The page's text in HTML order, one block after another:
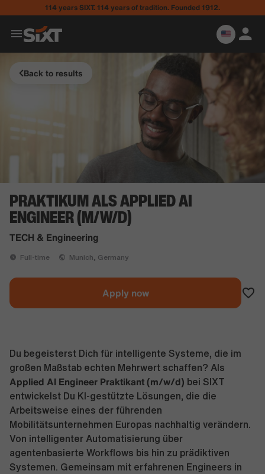
114 years SIXT. 114 years of tradition. Founded 1912.
Back to results
PRAKTIKUM ALS APPLIED AI
ENGINEER (M/W/D)
TECH & Engineering
Full-time Munich, Germany
Apply now
Du begeisterst Dich für intelligente Systeme, die im
großen Maßstab echten Mehrwert schaffen? Als
Applied AI Engineer Praktikant (m/w/d) bei SIXT
entwickelst Du KI-gestützte Lösungen, die die
Arbeitsweise eines der führenden
Mobilitätsunternehmen Europas nachhaltig verändern.
Von intelligenter Automatisierung über
agentenbasierte Workflows bis hin zu prädiktiven
Systemen. Gemeinsam mit erfahrenen Engineers in